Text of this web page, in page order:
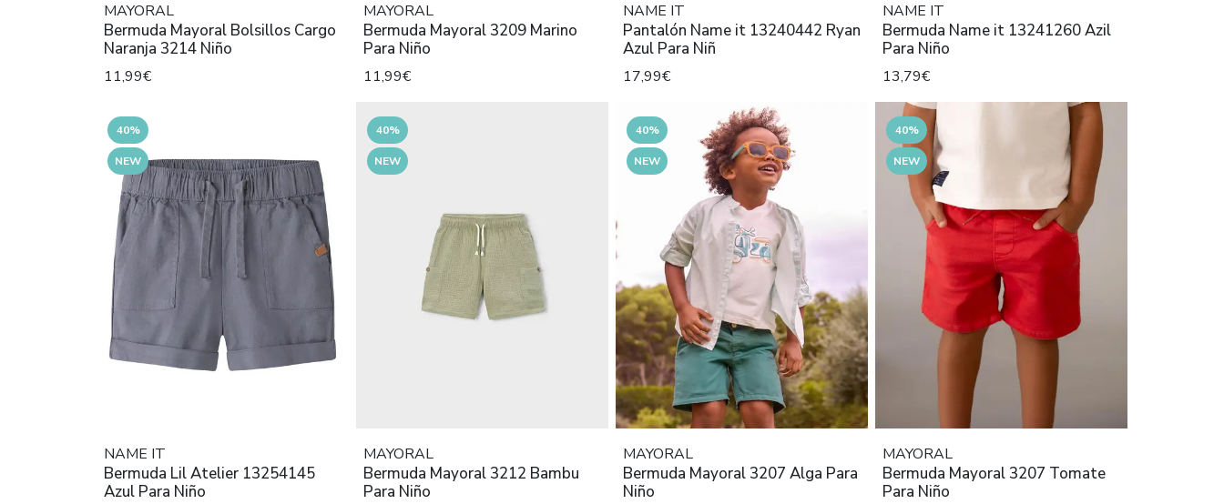
MAYORAL
Bermuda Mayoral Bolsillos Cargo
Naranja 3214 Niño
11,99€
MAYORAL
Bermuda Mayoral 3209 Marino
Para Niño
11,99€
NAME IT
Pantalón Name it 13240442 Ryan
Azul Para Niñ
17,99€
NAME IT
Bermuda Name it 13241260 Azil
Para Niño
13,79€
40%
NEW
NAME IT
Bermuda Lil Atelier 13254145
Azul Para Niño
40%
NEW
MAYORAL
Bermuda Mayoral 3212 Bambu
Para Niño
40%
NEW
MAYORAL
Bermuda Mayoral 3207 Alga Para
Niño
40%
NEW
MAYORAL
Bermuda Mayoral 3207 Tomate
Para Niño